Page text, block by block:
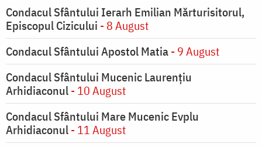
Condacul Sfântului Ierarh Emilian Mărturisitorul,
Episcopul Cizicului - 8 August
Condacul Sfântului Apostol Matia- 9 August
Condacul Sfântului Mucenic Laurențiu
Arhidiaconul- 10 August
Condacul Sfântului Mare Mucenic Evplu
Arhidiaconul- 11 August